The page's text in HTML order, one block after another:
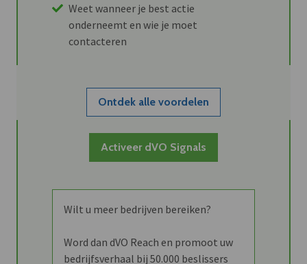
Weet wanneer je best actie
onderneemt en wie je moet
contacteren
Ontdek alle voordelen
Activeer dVO Signals
Wilt u meer bedrijven bereiken?
Word dan dVO Reach en promoot uw
bedrijfsverhaal bij 50.000 beslissers